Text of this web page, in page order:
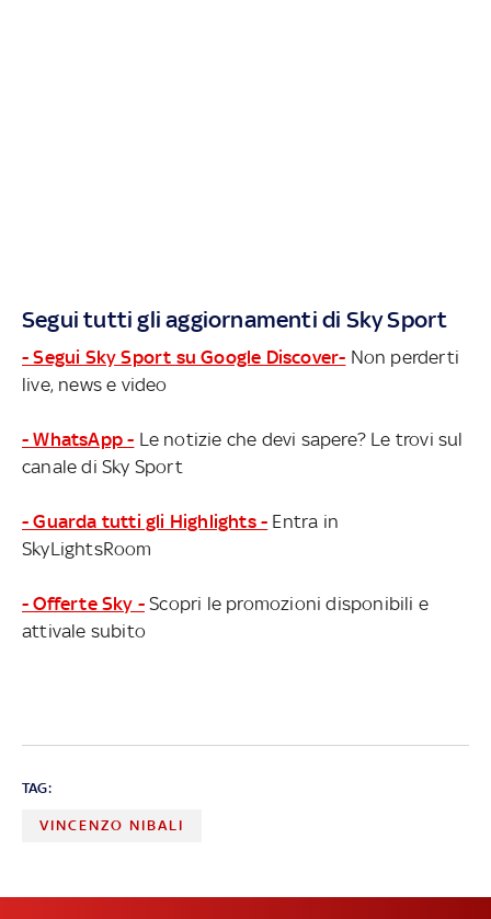
Segui tutti gli aggiornamenti di Sky Sport
- Segui Sky Sport su Google Discover- Non perderti
live, news e video
- WhatsApp - Le notizie che devi sapere? Le trovi sul
canale di Sky Sport
- Guarda tutti gli Highlights - Entra in
SkyLightsRoom
- Offerte Sky - Scopri le promozioni disponibili e
attivale subito
TAG:
VINCENZO NIBALI